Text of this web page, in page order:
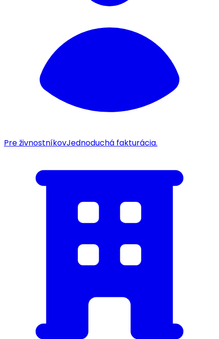
Pre živnostníkovJednoduchá fakturácia.